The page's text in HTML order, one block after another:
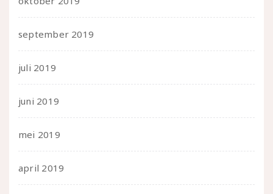
september 2019
juli 2019
juni 2019
mei 2019
april 2019